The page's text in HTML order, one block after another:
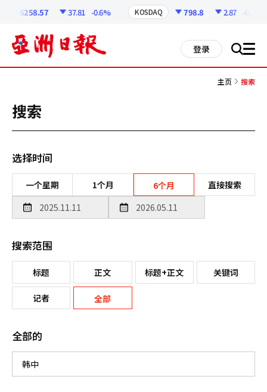
6258.57 37.81 -0.6% KOSDAQ 798.8 2.87 -0.36%
登录 搜 all
主页 搜索
搜索
选择时间
一个星期 1个月 6个月 直接搜索
搜索范围
标题 正文 标题+正文 关键词
记者 全部
全部的